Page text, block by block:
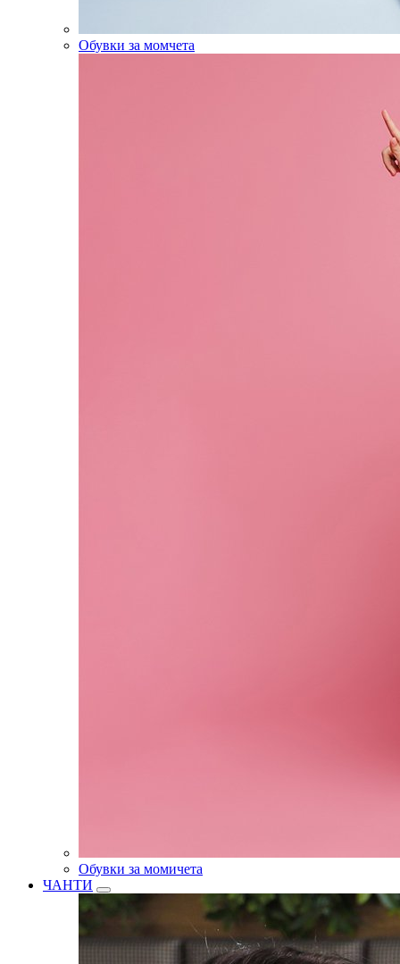
Обувки за момчета
Обувки за момичета
ЧАНТИ